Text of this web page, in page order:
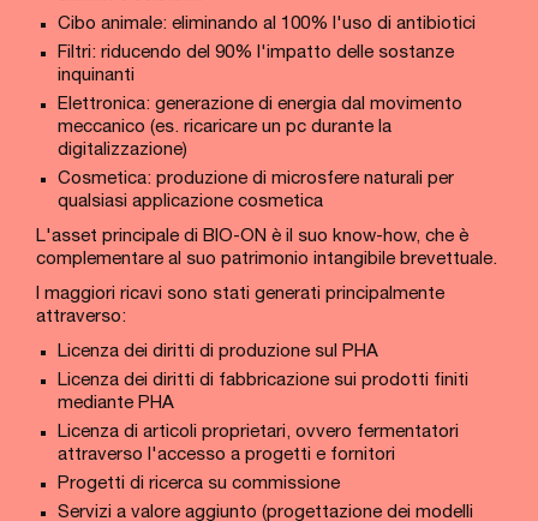
Cibo animale: eliminando al 100% l'uso di antibiotici
Filtri: riducendo del 90% l'impatto delle sostanze
inquinanti
Elettronica: generazione di energia dal movimento
meccanico (es. ricaricare un pc durante la
digitalizzazione)
Cosmetica: produzione di microsfere naturali per
qualsiasi applicazione cosmetica
L'asset principale di BIO-ON è il suo know-how, che è
complementare al suo patrimonio intangibile brevettuale.
I maggiori ricavi sono stati generati principalmente
attraverso:
Licenza dei diritti di produzione sul PHA
Licenza dei diritti di fabbricazione sui prodotti finiti
mediante PHA
Licenza di articoli proprietari, ovvero fermentatori
attraverso l'accesso a progetti e fornitori
Progetti di ricerca su commissione
Servizi a valore aggiunto (progettazione dei modelli